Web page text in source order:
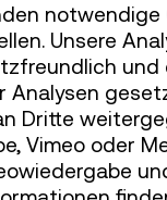
Kultur,
notwendige
Unsere
und
Analysen
Dritte
Vimeo oder